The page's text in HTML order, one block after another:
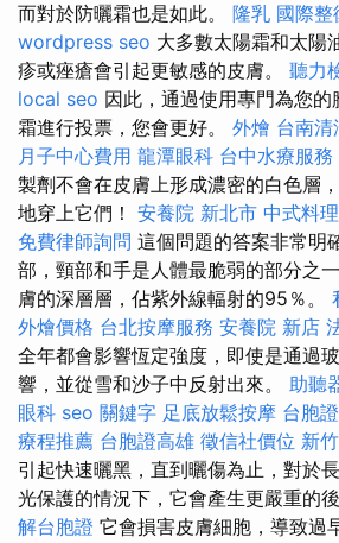
而對於防曬霜也是如此。 隆乳 國際整
wordpress seo 大多數太陽霜和太陽
疹或痤瘡會引起更敏感的皮膚。 聽力
local seo 因此，通過使用專門為您
霜進行投票，您會更好。 外燴 台南清
月子中心費用 龍潭眼科 台中水療服務
製劑不會在皮膚上形成濃密的白色層
地穿上它們！ 安養院 新北市 中式料
免費律師詢問 這個問題的答案非常明
部，頸部和手是人體最脆弱的部分之
膚的深層層，佔紫外線輻射的95％。
外燴價格 台北按摩服務 安養院 新店
全年都會影響恆定強度，即使是通過
響，並從雪和沙子中反射出來。 助聽
眼科 seo 關鍵字 足底放鬆按摩 台胞
療程推薦 台胞證高雄 徵信社價位 新
引起快速曬黑，直到曬傷為止，對於
光保護的情況下，它會產生更嚴重的
解台胞證 它會損害皮膚細胞，導致過